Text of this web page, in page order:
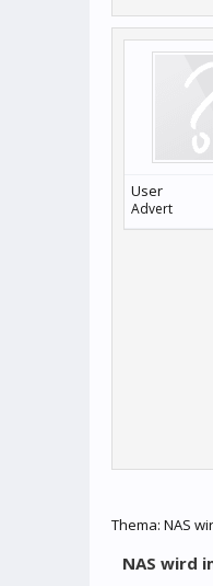
User
Advert
Thema: NAS
NAS wird